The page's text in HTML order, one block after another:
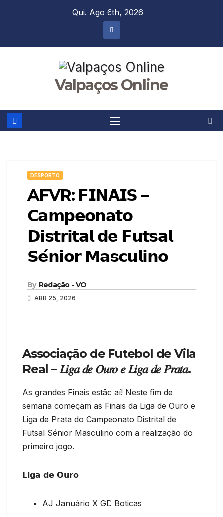
Qui. Ago 6th, 2026
Valpaços Online
DESPORTO
AFVR: 𝗙𝗜𝗡𝗔𝗜𝗦 –
𝗖𝗮𝗺𝗽𝗲𝗼𝗻𝗮𝘁𝗼
𝗗𝗶𝘀𝘁𝗿𝗶𝘁𝗮𝗹 𝗱𝗲 𝗙𝘂𝘁𝘀𝗮𝗹
𝗦𝗲́𝗻𝗶𝗼𝗿 𝗠𝗮𝘀𝗰𝘂𝗹𝗶𝗻𝗼
By Redação - VO
ABR 25, 2026
Associação de Futebol de Vila
Real – 𝐿𝑖𝑔𝑎 𝑑𝑒 𝑂𝑢𝑟𝑜 𝑒 𝐿𝑖𝑔𝑎 𝑑𝑒 𝑃𝑟𝑎𝑡𝑎.
As grandes Finais estão aí! Neste fim de
semana começam as Finais da Liga de Ouro e
Liga de Prata do Campeonato Distrital de
Futsal Sénior Masculino com a realização do
primeiro jogo.
𝗟𝗶𝗴𝗮 𝗱𝗲 𝗢𝘂𝗿𝗼
AJ Januário X GD Boticas